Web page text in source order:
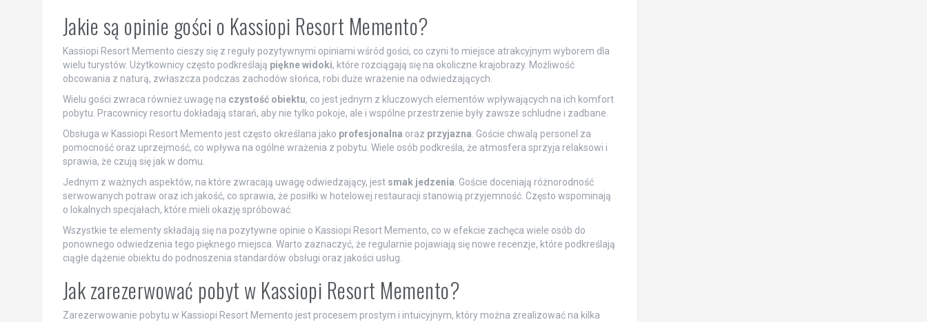
Jakie są opinie gości o Kassiopi Resort Memento?
Kassiopi Resort Memento cieszy się z reguły pozytywnymi opiniami wśród gości, co czyni to miejsce atrakcyjnym wyborem dla
wielu turystów. Użytkownicy często podkreślają piękne widoki, które rozciągają się na okoliczne krajobrazy. Możliwość
obcowania z naturą, zwłaszcza podczas zachodów słońca, robi duże wrażenie na odwiedzających.
Wielu gości zwraca również uwagę na czystość obiektu, co jest jednym z kluczowych elementów wpływających na ich komfort
pobytu. Pracownicy resortu dokładają starań, aby nie tylko pokoje, ale i wspólne przestrzenie były zawsze schludne i zadbane.
Obsługa w Kassiopi Resort Memento jest często określana jako profesjonalna oraz przyjazna . Goście chwalą personel za
pomocność oraz uprzejmość, co wpływa na ogólne wrażenia z pobytu. Wiele osób podkreśla, że atmosfera sprzyja relaksowi i
sprawia, że czują się jak w domu.
Jednym z ważnych aspektów, na które zwracają uwagę odwiedzający, jest smak jedzenia . Goście doceniają różnorodność
serwowanych potraw oraz ich jakość, co sprawia, że posiłki w hotelowej restauracji stanowią przyjemność. Często wspominają
o lokalnych specjałach, które mieli okazję spróbować.
Wszystkie te elementy składają się na pozytywne opinie o Kassiopi Resort Memento, co w efekcie zachęca wiele osób do
ponownego odwiedzenia tego pięknego miejsca. Warto zaznaczyć, że regularnie pojawiają się nowe recenzje, które podkreślają
ciągłe dążenie obiektu do podnoszenia standardów obsługi oraz jakości usług.
Jak zarezerwować pobyt w Kassiopi Resort Memento?
Zarezerwowanie pobytu w Kassiopi Resort Memento jest procesem prostym i intuicyjnym, który można zrealizować na kilka